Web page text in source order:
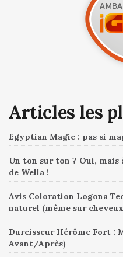
Articles les
Egyptian Magic : pas si
Un ton sur ton ? Oui, mais
de Wella !
Avis Coloration Logona
naturel (même sur
Durcisseur Hérôme Fort :
Avant/Après)